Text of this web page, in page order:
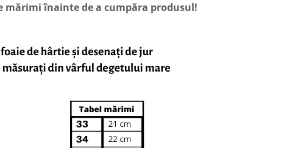
mărimi înainte de a cumpăra produsul!